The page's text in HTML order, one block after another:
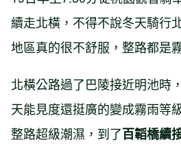
續走北橫，不得不說冬天騎行
地區真的很不舒服，整路都是
北橫公路過了巴陵接近明池時
天能見度還挺廣的變成霧雨等
整路超級潮濕，到了百韜橋續